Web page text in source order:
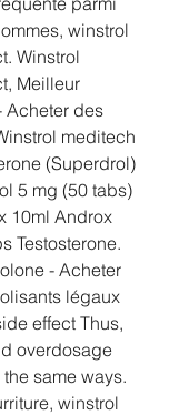
winstrol
Winstrol
Meilleur
Acheter des
meditech
(Superdrol)
5 mg (50 tabs)
10ml Androx
Testosterone.
- Acheter
légaux
effect Thus,
overdosage
same ways.
winstrol